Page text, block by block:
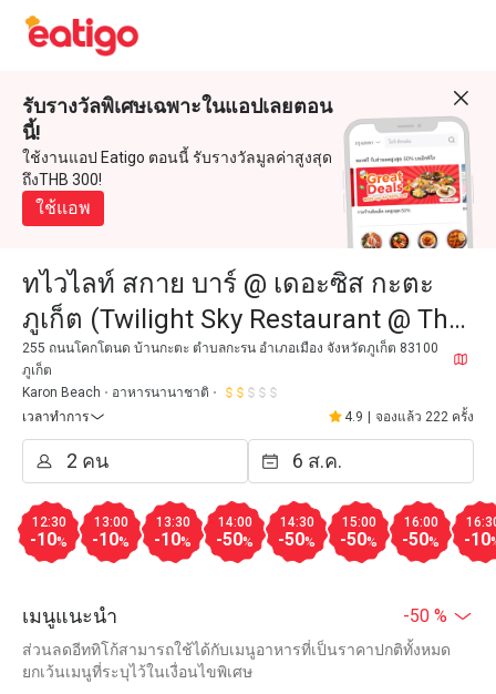
รับรางวัลพิเศษเฉพาะในแอปเลยตอน
นี้!
ใช้งานแอป Eatigo ตอนนี้ รับรางวัลมูลค่าสูงสุด
ถึงTHB 300!
ใช้แอพ
ทไวไลท์ สกาย บาร์ @ เดอะซิส กะตะ
ภูเก็ต (Twilight Sky Restaurant @ The
Sis Kata Phuket)
255 ถนนโคกโตนด บ้านกะตะ ตำบลกะรน อำเภอเมือง จังหวัดภูเก็ต 83100
ภูเก็ต
Karon Beach
อาหารนานาชาติ
เวลาทำการ
4.9 จองแล้ว 222 ครั้ง
12:30
-10%
13:00
-10%
13:30
-10%
14:00
-50%
14:30
-50%
15:00
-50%
16:00
-50% -10
เมนูแนะนำ -50 %
ส่วนลดอีททิโก้สามารถใช้ได้กับเมนูอาหารที่เป็นราคาปกติทั้งหมด
ยกเว้นเมนูที่ระบุไว้ในเงื่อนไขพิเศษ